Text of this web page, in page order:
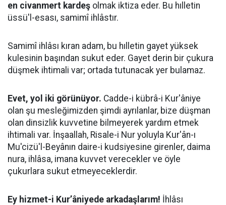
en civanmert kardeş olmak iktiza eder. Bu hılletin
üssü'l-esası, samimî ihlâstır.
Samimî ihlâsı kıran adam, bu hılletin gayet yüksek
kulesinin başından sukut eder. Gayet derin bir çukura
düşmek ihtimali var; ortada tutunacak yer bulamaz.
Evet, yol iki görünüyor. Cadde-i kübrâ-i Kur'âniye
olan şu mesleğimizden şimdi ayrılanlar, bize düşman
olan dinsizlik kuvvetine bilmeyerek yardım etmek
ihtimali var. İnşaallah, Risale-i Nur yoluyla Kur'ân-ı
Mu'cizü'l-Beyânın daire-i kudsiyesine girenler, daima
nura, ihlâsa, imana kuvvet verecekler ve öyle
çukurlara sukut etmeyeceklerdir.
Ey hizmet-i Kur’âniyede arkadaşlarım! İhlâsı